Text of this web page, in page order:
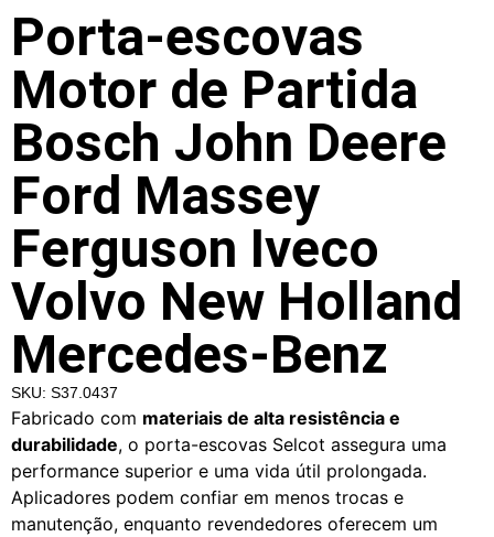
Porta-escovas
Motor de Partida
Bosch John Deere
Ford Massey
Ferguson Iveco
Volvo New Holland
Mercedes-Benz
SKU: S37.0437
Fabricado com materiais de alta resistência e
durabilidade, o porta-escovas Selcot assegura uma
performance superior e uma vida útil prolongada.
Aplicadores podem confiar em menos trocas e
manutenção, enquanto revendedores oferecem um